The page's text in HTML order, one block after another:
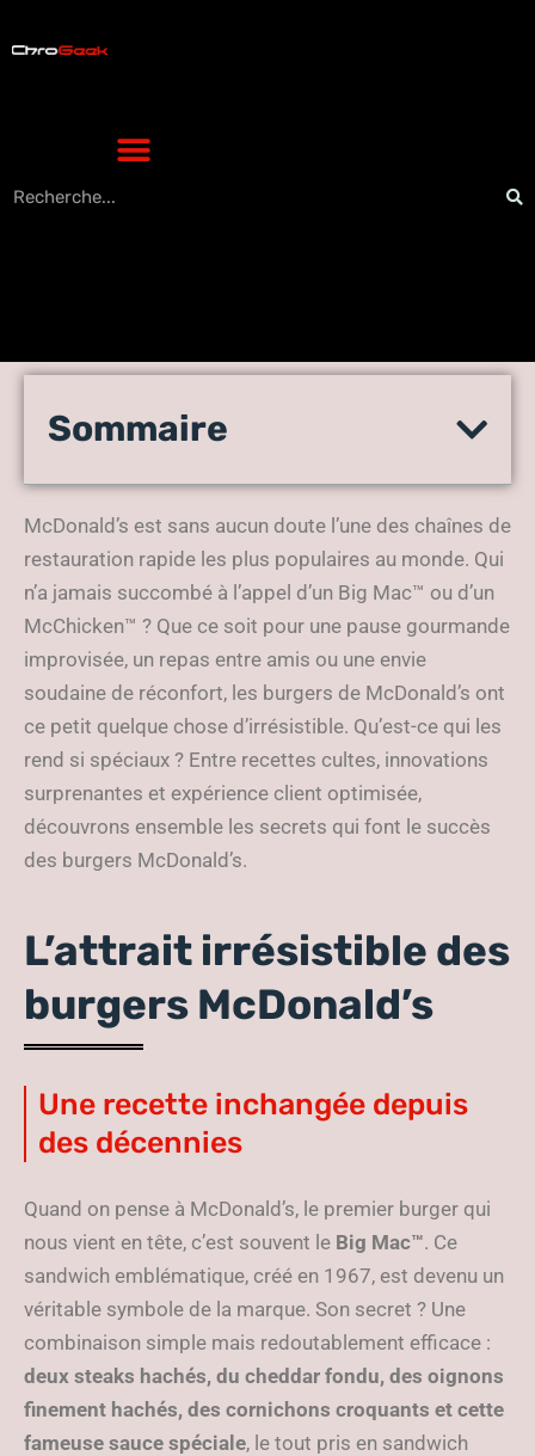
Les secrets des burgers
aime tant
Sommaire
McDonald’s est sans aucun doute l’une des chaînes de
restauration rapide les plus populaires au monde. Qui
n’a jamais succombé à l’appel d’un Big Mac™ ou d’un
McChicken™ ? Que ce soit pour une pause gourmande
improvisée, un repas entre amis ou une envie
soudaine de réconfort, les burgers de McDonald’s ont
ce petit quelque chose d’irrésistible. Qu’est-ce qui les
rend si spéciaux ? Entre recettes cultes, innovations
surprenantes et expérience client optimisée,
découvrons ensemble les secrets qui font le succès
des burgers McDonald’s.
L’attrait irrésistible des
burgers McDonald’s
Une recette inchangée depuis
des décennies
Quand on pense à McDonald’s, le premier burger qui
nous vient en tête, c’est souvent le Big Mac™. Ce
sandwich emblématique, créé en 1967, est devenu un
véritable symbole de la marque. Son secret ? Une
combinaison simple mais redoutablement efficace :
deux steaks hachés, du cheddar fondu, des oignons
finement hachés, des cornichons croquants et cette
fameuse sauce spéciale, le tout pris en sandwich